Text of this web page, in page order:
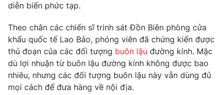
Góc doanh nghiệp
Truyền hình
Phim VTV
Hậu trường
Nhân vật
Khán giả
Giải trí
Điện ảnh
Âm nhạc
Đời sống
Du lịch
diễn biến phức tạp.
Theo chân các chiến sĩ trinh sát Đồn Biên phòng cửa
khẩu quốc tế Lao Bảo, phóng viên đã chứng kiến được
thủ đoạn của các đối tượng buôn lậu đường kính. Mặc
dù lợi nhuận từ buôn lậu đường kính không được bao
nhiêu, nhưng các đối tượng buôn lậu này vẫn dùng đủ
mọi cách để đưa hàng về nội địa.